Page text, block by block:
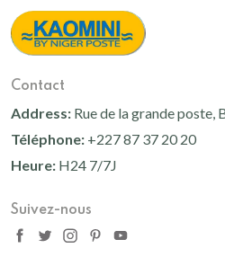
Contact
Address: Rue de la grande
Téléphone: +227 87 37 20 20
Heure: H24 7/7J
Suivez-nous